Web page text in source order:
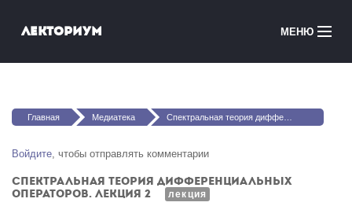
Лекториум МЕНЮ
Медиатека
Courses in English
Вы здесь
Главная Медиатека Спектральная теория дифференциальных операторов. Лекция 2
Войдите, чтобы отправлять комментарии
Спектральная теория дифференциальных
операторов. Лекция 2
лекция